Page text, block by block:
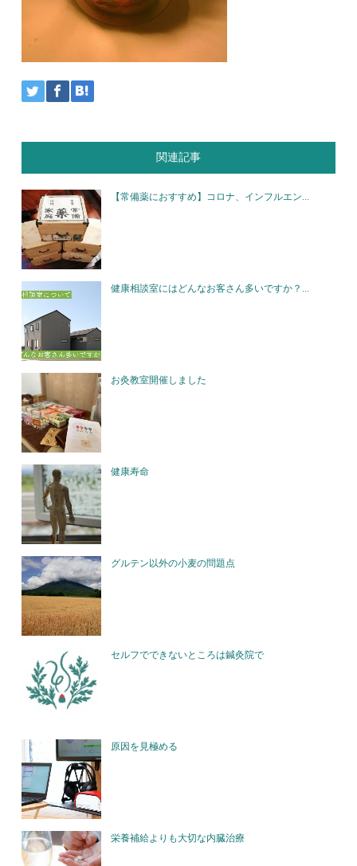
関連記事
【常備薬におすすめ】コロナ、インフルエン...
健康相談室にはどんなお客さん多いですか？...
お灸教室開催しました
健康寿命
グルテン以外の小麦の問題点
セルフでできないところは鍼灸院で
原因を見極める
栄養補給よりも大切な内臓治療